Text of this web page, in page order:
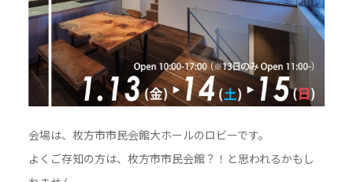
会場は、枚方市市民会館大ホールのロビーです。
よくご存知の方は、枚方市市民会館？！と思われるかもし